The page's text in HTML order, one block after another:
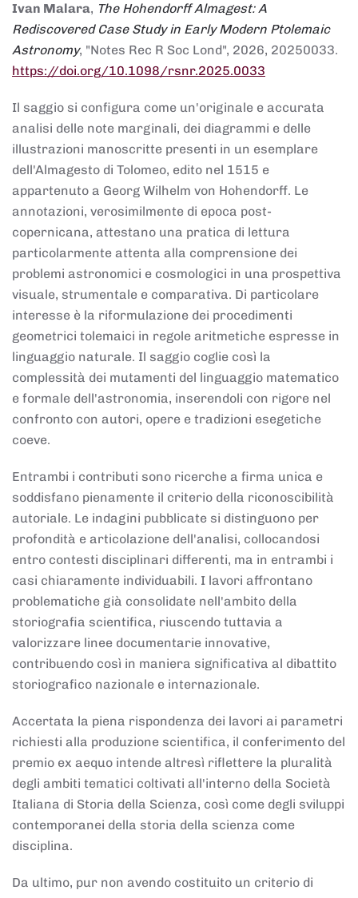
Ivan Malara, The Hohendorff Almagest: A
Rediscovered Case Study in Early Modern Ptolemaic
Astronomy, "Notes Rec R Soc Lond", 2026, 20250033.
https://doi.org/10.1098/rsnr.2025.0033
Il saggio si configura come un'originale e accurata
analisi delle note marginali, dei diagrammi e delle
illustrazioni manoscritte presenti in un esemplare
dell'Almagesto di Tolomeo, edito nel 1515 e
appartenuto a Georg Wilhelm von Hohendorff. Le
annotazioni, verosimilmente di epoca post-
copernicana, attestano una pratica di lettura
particolarmente attenta alla comprensione dei
problemi astronomici e cosmologici in una prospettiva
visuale, strumentale e comparativa. Di particolare
interesse è la riformulazione dei procedimenti
geometrici tolemaici in regole aritmetiche espresse in
linguaggio naturale. Il saggio coglie così la
complessità dei mutamenti del linguaggio matematico
e formale dell'astronomia, inserendoli con rigore nel
confronto con autori, opere e tradizioni esegetiche
coeve.
Entrambi i contributi sono ricerche a firma unica e
soddisfano pienamente il criterio della riconoscibilità
autoriale. Le indagini pubblicate si distinguono per
profondità e articolazione dell'analisi, collocandosi
entro contesti disciplinari differenti, ma in entrambi i
casi chiaramente individuabili. I lavori affrontano
problematiche già consolidate nell'ambito della
storiografia scientifica, riuscendo tuttavia a
valorizzare linee documentarie innovative,
contribuendo così in maniera significativa al dibattito
storiografico nazionale e internazionale.
Accertata la piena rispondenza dei lavori ai parametri
richiesti alla produzione scientifica, il conferimento del
premio ex aequo intende altresì riflettere la pluralità
degli ambiti tematici coltivati all'interno della Società
Italiana di Storia della Scienza, così come degli sviluppi
contemporanei della storia della scienza come
disciplina.
Da ultimo, pur non avendo costituito un criterio di